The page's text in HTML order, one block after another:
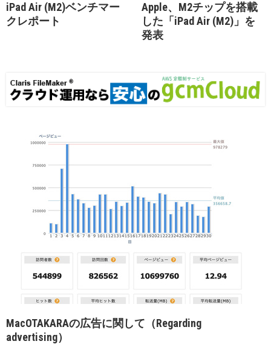
iPad Air (M2)ベンチマー
クレポート
Apple、M2チップを搭載
した「iPad Air (M2)」を
発表
MacOTAKARAの広告に関して（Regarding
advertising）